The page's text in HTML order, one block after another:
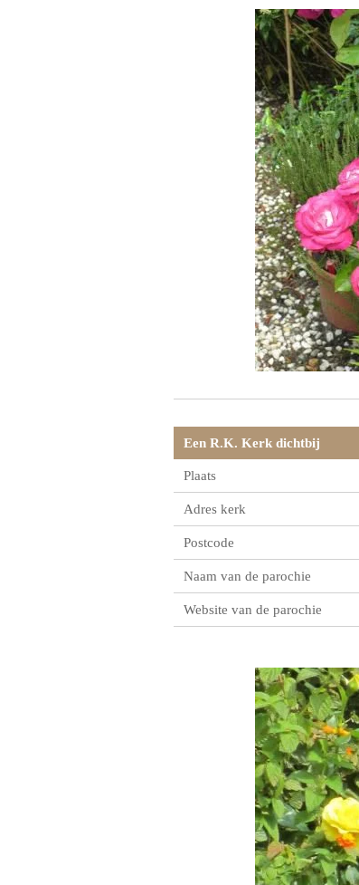
Een R.K. Kerk dichtbij
Plaats
Adres kerk
Postcode
Naam van de parochie
Website van de parochie